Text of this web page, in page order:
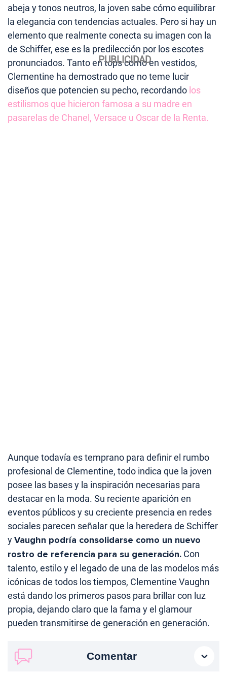
abeja y tonos neutros, la joven sabe cómo equilibrar
la elegancia con tendencias actuales. Pero si hay un
elemento que realmente conecta su imagen con la
de Schiffer, ese es la predilección por los escotes
pronunciados. Tanto en tops como en vestidos,
Clementine ha demostrado que no teme lucir
diseños que potencien su pecho, recordando los
estilismos que hicieron famosa a su madre en
pasarelas de Chanel, Versace u Oscar de la Renta.
Aunque todavía es temprano para definir el rumbo
profesional de Clementine, todo indica que la joven
posee las bases y la inspiración necesarias para
destacar en la moda. Su reciente aparición en
eventos públicos y su creciente presencia en redes
sociales parecen señalar que la heredera de Schiffer
yVaughn podría consolidarse como un nuevo
rostro de referencia para su generación. Con
talento, estilo y el legado de una de las modelos más
icónicas de todos los tiempos, Clementine Vaughn
está dando los primeros pasos para brillar con luz
propia, dejando claro que la fama y el glamour
pueden transmitirse de generación en generación.
Comentar